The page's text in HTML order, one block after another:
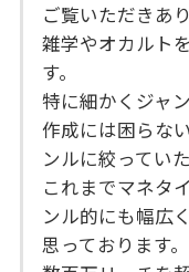
ご覧いただきあ
雑学やオカルト
す。
特に細かくジャ
作成には困らな
ンルに絞ってい
これまでマネタ
ンル的にも幅広
思っております。